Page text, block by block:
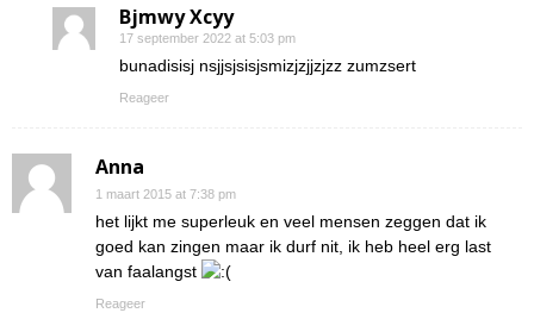
Bjmwy Xcyy
17 september 2022 at 5:03 pm
bunadisisj nsjjsjsisjsmizjzjjzjzz zumzsert
Reageer
Anna
1 maart 2015 at 7:38 pm
het lijkt me superleuk en veel mensen zeggen dat ik
goed kan zingen maar ik durf nit, ik heb heel erg last
van faalangst
Reageer